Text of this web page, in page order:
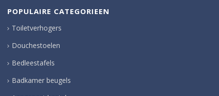
POPULAIRE CATEGORIEEN
Toiletverhogers
Douchestoelen
Bedleestafels
Badkamer beugels